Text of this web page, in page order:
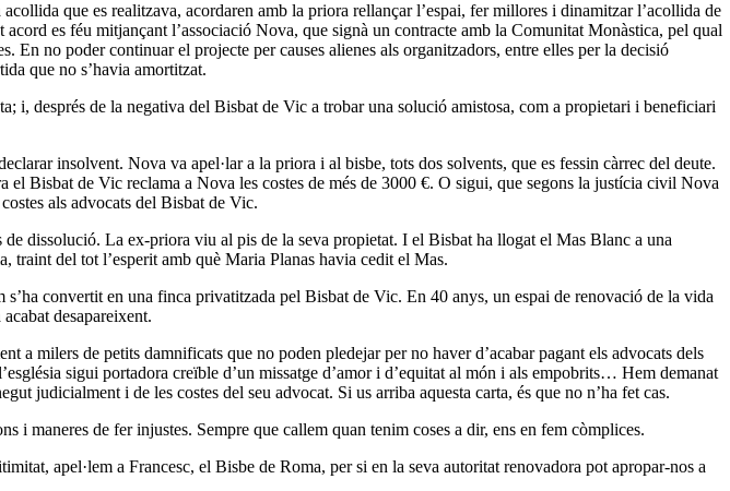
que es realitzava, acordaren amb la priora rellançar l’espai, fer millores i dinamitzar l’acollida de
acord es féu mitjançant l’associació Nova, que signà un contracte amb la Comunitat Monàstica, pel qual
En no podercontinuar el projecte per causes alienes als organitzadors, entre elles per la decisió
que no s’havia amortitzat.
i, després de la negativa del Bisbat de Vic a trobar una solució amistosa, com a propietari i beneficiari
insolvent. Nova va apel·lar a la priora i al bisbe, tots dos solvents, que es fessin càrrec del deute.
Bisbat de Vic reclama a Nova les costes de més de 3000 €. O sigui, que segons la justícia civil Nova
als advocats del Bisbat de Vic.
de dissolució. La ex-priora viu al pis de la seva propietat. I el Bisbat ha llogat el Mas Blanc a una
traint del tot l’esperit amb què Maria Planas havia cedit el Mas.
convertit en una finca privatitzada pel Bisbat de Vic. En 40 anys, un espai de renovació de la vida
desapareixent.
a milers de petits damnificats que no poden pledejar per no haver d’acabar pagant els advocats dels
sigui portadora creïble d’un missatge d’amor i d’equitat al món i als empobrits… Hem demanat
judicialment i de les costes del seu advocat. Si us arriba aquesta carta, és que no n’ha fet cas.
maneres de fer injustes. Sempre que callem quan tenim coses a dir, ens en fem còmplices.
apel·lem a Francesc, el Bisbe de Roma, per si en la seva autoritat renovadora pot apropar-nos a